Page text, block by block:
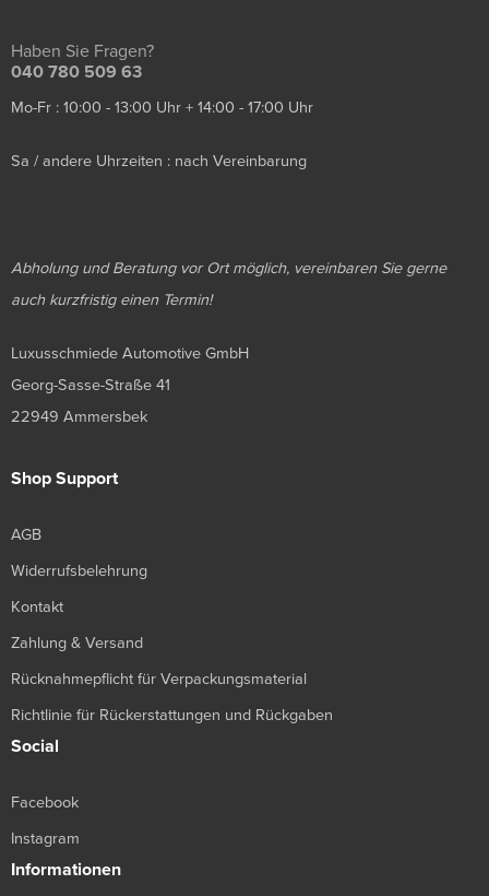
Haben Sie Fragen?
040 780 509 63
Mo-Fr : 10:00 - 13:00 Uhr + 14:00 - 17:00 Uhr
Sa / andere Uhrzeiten : nach Vereinbarung
Abholung und Beratung vor Ort möglich, vereinbaren Sie gerne
auch kurzfristig einen Termin!
Luxusschmiede Automotive GmbH
Georg-Sasse-Straße 41
22949 Ammersbek
Shop Support
AGB
Widerrufsbelehrung
Kontakt
Zahlung & Versand
Rücknahmepflicht für Verpackungsmaterial
Richtlinie für Rückerstattungen und Rückgaben
Social
Facebook
Instagram
Informationen